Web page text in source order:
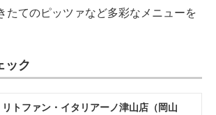
たてのピッツァなど多彩なメニューを
ック
リトファン・イタリアーノ津山店（岡山